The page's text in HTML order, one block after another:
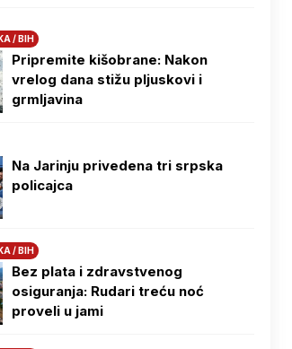
/ BIH
Pripremite kišobrane: Nakon
vrelog dana stižu pljuskovi i
grmljavina
Na Јarinju privedena tri srpska
policajca
/ BIH
Bez plata i zdravstvenog
osiguranja: Rudari treću noć
proveli u jami